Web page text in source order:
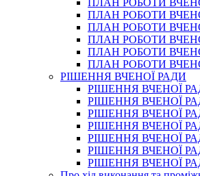
ПЛАН РОБОТИ
ПЛАН РОБОТИ
ПЛАН РОБОТИ
ПЛАН РОБОТИ
ПЛАН РОБОТИ
ПЛАН РОБОТИ
РІШЕННЯ ВЧЕНОЇ РАДИ
РІШЕННЯ ВЧЕНОЇ
РІШЕННЯ ВЧЕНОЇ
РІШЕННЯ ВЧЕНОЇ
РІШЕННЯ ВЧЕНОЇ
РІШЕННЯ ВЧЕНОЇ
РІШЕННЯ ВЧЕНОЇ
РІШЕННЯ ВЧЕНОЇ